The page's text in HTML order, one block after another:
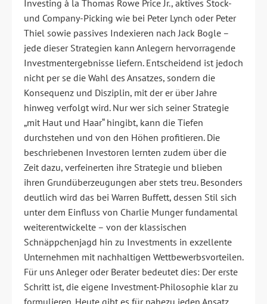
Investing à la Thomas Rowe Price Jr., aktives Stock-
und Company-Picking wie bei Peter Lynch oder Peter
Thiel sowie passives Indexieren nach Jack Bogle –
jede dieser Strategien kann Anlegern hervorragende
Investmentergebnisse liefern. Entscheidend ist jedoch
nicht per se die Wahl des Ansatzes, sondern die
Konsequenz und Disziplin, mit der er über Jahre
hinweg verfolgt wird. Nur wer sich seiner Strategie
„mit Haut und Haar“ hingibt, kann die Tiefen
durchstehen und von den Höhen profitieren. Die
beschriebenen Investoren lernten zudem über die
Zeit dazu, verfeinerten ihre Strategie und blieben
ihren Grundüberzeugungen aber stets treu. Besonders
deutlich wird das bei Warren Buffett, dessen Stil sich
unter dem Einfluss von Charlie Munger fundamental
weiterentwickelte – von der klassischen
Schnäppchenjagd hin zu Investments in exzellente
Unternehmen mit nachhaltigen Wettbewerbsvorteilen.
Für uns Anleger oder Berater bedeutet dies: Der erste
Schritt ist, die eigene Investment-Philosophie klar zu
formulieren. Heute gibt es für nahezu jeden Ansatz